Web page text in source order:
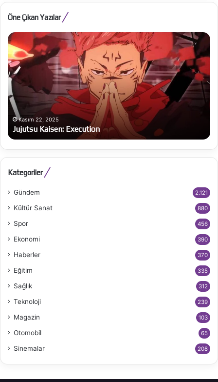
Öne Çıkan Yazılar
Jujutsu
Kaisen:
Execution
Kasım 22, 2025
Jujutsu Kaisen: Execution
Kategoriler
Gündem 2.121
Kültür Sanat 880
Spor 456
Ekonomi 390
Haberler 370
Eğitim 335
Sağlık 312
Teknoloji 239
Magazin 103
Otomobil 65
Sinemalar 208